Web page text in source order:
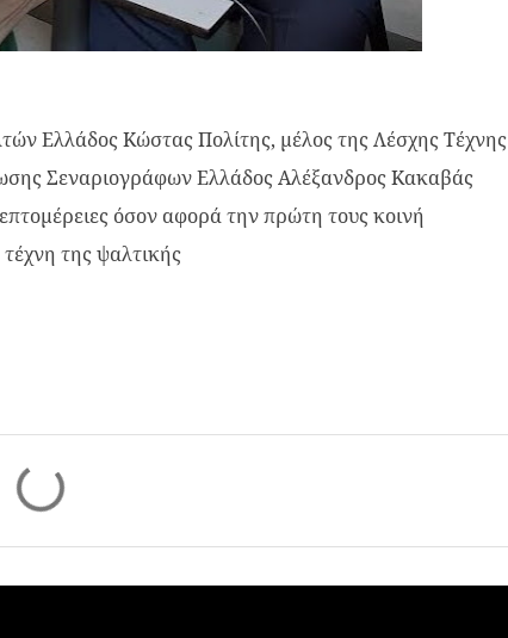
Ελλάδος Κώστας Πολίτης, μέλος της Λέσχης Τέχνης
Σεναριογράφων Ελλάδος Αλέξανδρος Κακαβάς
όσον αφορά την πρώτη τους κοινή
της ψαλτικής